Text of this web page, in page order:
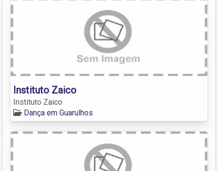
Instituto Zaico
Instituto Zaico
Dança em Guarulhos